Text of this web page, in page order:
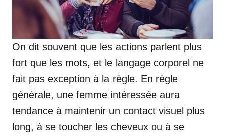
On dit souvent que les actions parlent plus
fort que les mots, et le langage corporel ne
fait pas exception à la règle. En règle
générale, une femme intéressée aura
tendance à maintenir un contact visuel plus
long, à se toucher les cheveux ou à se